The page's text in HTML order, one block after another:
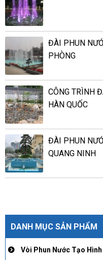
DANH MỤC SẢN PHẨM
Vòi Phun Nước Tạo Hình
ĐÀI PHUN
PHÒNG
CÔNG TRÌNH
HÀN QUỐC
ĐÀI PHUN
QUANG NINH